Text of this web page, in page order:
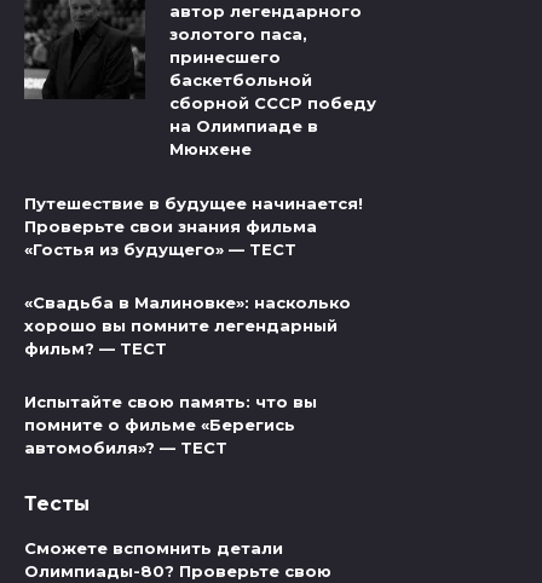
автор легендарного
золотого паса,
принесшего
баскетбольной
сборной СССР победу
на Олимпиаде в
Мюнхене
Путешествие в будущее начинается!
Проверьте свои знания фильма
«Гостья из будущего» — ТЕСТ
«Свадьба в Малиновке»: насколько
хорошо вы помните легендарный
фильм? — ТЕСТ
Испытайте свою память: что вы
помните о фильме «Берегись
автомобиля»? — ТЕСТ
Тесты
Сможете вспомнить детали
Олимпиады-80? Проверьте свою